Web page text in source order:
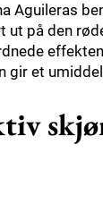
Aguileras
ut på den
gir et